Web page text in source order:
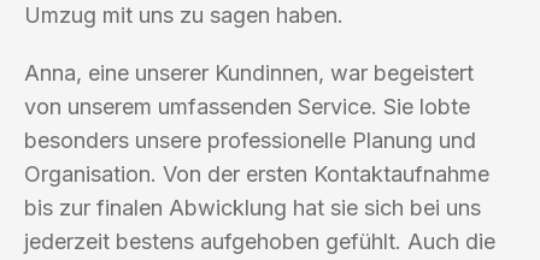
Umzug mit uns zu sagen haben.
Anna, eine unserer Kundinnen, war begeistert
von unserem umfassenden Service. Sie lobte
besonders unsere professionelle Planung und
Organisation. Von der ersten Kontaktaufnahme
bis zur finalen Abwicklung hat sie sich bei uns
jederzeit bestens aufgehoben gefühlt. Auch die